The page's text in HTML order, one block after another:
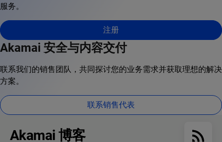
服务。
注册
Akamai 安全与内容交付
联系我们的销售团队，共同探讨您的业务需求并获取理想的解决
方案。
联系销售代表
Akamai 博客